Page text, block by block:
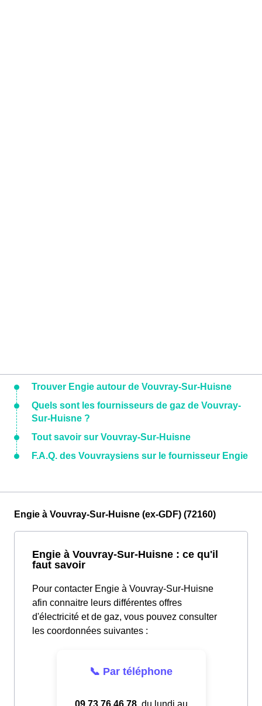
Trouver Engie autour de Vouvray-Sur-Huisne
Quels sont les fournisseurs de gaz de Vouvray-
Sur-Huisne ?
Tout savoir sur Vouvray-Sur-Huisne
F.A.Q. des Vouvraysiens sur le fournisseur Engie
Engie à Vouvray-Sur-Huisne (ex-GDF) (72160)
Engie à Vouvray-Sur-Huisne : ce qu'il
faut savoir
Pour contacter Engie à Vouvray-Sur-Huisne
afin connaitre leurs différentes offres
d'électricité et de gaz, vous pouvez consulter
les coordonnées suivantes :
📞 Par téléphone
09.73.76.46.78, du lundi au